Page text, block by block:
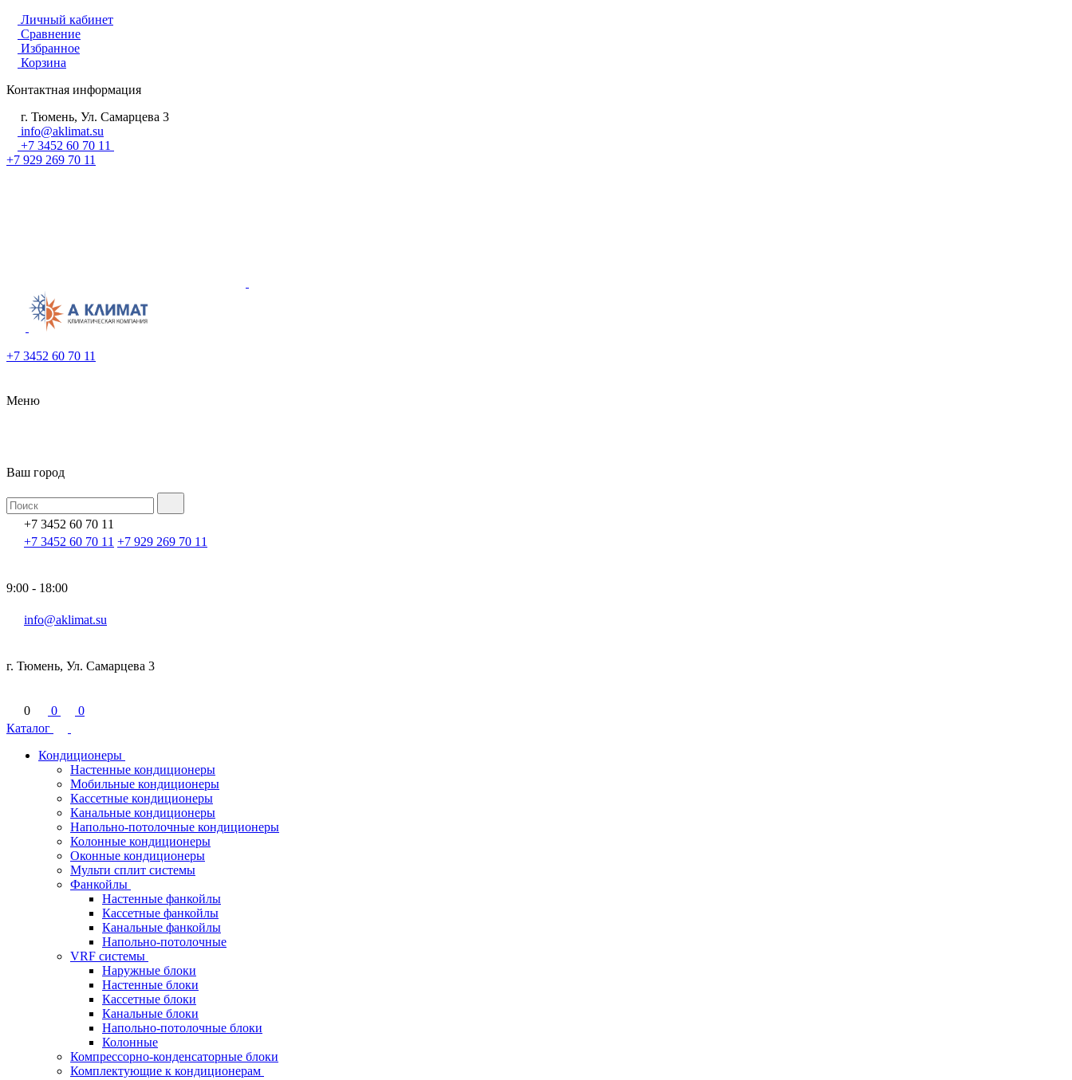
Личный кабинет
Сравнение
Избранное
Корзина
Контактная информация
г. Тюмень, Ул. Самарцева 3
info@aklimat.su
+7 3452 60 70 11
+7 929 269 70 11
+7 3452 60 70 11
Меню
Ваш город
+7 3452 60 70 11
+7 3452 60 70 11 +7 929 269 70 11
9:00 - 18:00
info@aklimat.su
г. Тюмень, Ул. Самарцева 3
0 0
0
Каталог
Кондиционеры
Настенные кондиционеры
Мобильные кондиционеры
Кассетные кондиционеры
Канальные кондиционеры
Напольно-потолочные кондиционеры
Колонные кондиционеры
Оконные кондиционеры
Мульти сплит системы
Фанкойлы
Настенные фанкойлы
Кассетные фанкойлы
Канальные фанкойлы
Напольно-потолочные
VRF системы
Наружные блоки
Настенные блоки
Кассетные блоки
Канальные блоки
Напольно-потолочные блоки
Колонные
Компрессорно-конденсаторные блоки
Комплектующие к кондиционерам